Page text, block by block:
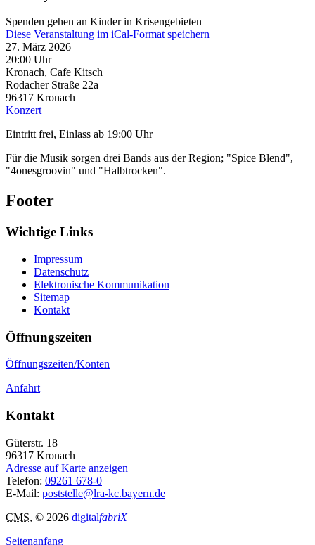
Spenden gehen an Kinder in Krisengebieten
Diese Veranstaltung im iCal-Format speichern
27. März 2026
20:00 Uhr
Kronach, Cafe Kitsch
Rodacher Straße 22a
96317 Kronach
Konzert
Eintritt frei, Einlass ab 19:00 Uhr
Für die Musik sorgen drei Bands aus der Region; "Spice Blend",
"4onesgroovin" und "Halbtrocken".
Footer
Wichtige Links
Impressum
Datenschutz
Elektronische Kommunikation
Sitemap
Kontakt
Öffnungszeiten
Öffnungszeiten/Konten
Anfahrt
Kontakt
Güterstr. 18
96317 Kronach
Adresse auf Karte anzeigen
Telefon: 09261 678-0
E-Mail: poststelle@lra-kc.bayern.de
CMS, © 2026 digitalfabriX
Seitenanfang